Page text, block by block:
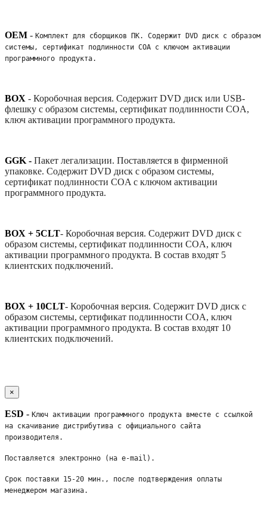
OEM - Комплект для сборщиков ПК. Содержит DVD диск с образом
системы, сертификат подлинности COA с ключом активации
программного продукта.
BOX - Коробочная версия. Содержит DVD диск или USB-
флешку с образом системы, сертификат подлинности COA,
ключ активации программного продукта.
GGK - Пакет легализации. Поставляется в фирменной
упаковке. Содержит DVD диск с образом системы,
сертификат подлинности COA с ключом активации
программного продукта.
BOX + 5CLT- Коробочная версия. Содержит DVD диск с
образом системы, сертификат подлинности COA, ключ
активации программного продукта. В состав входят 5
клиентских подключений.
BOX + 10CLT- Коробочная версия. Содержит DVD диск с
образом системы, сертификат подлинности COA, ключ
активации программного продукта. В состав входят 10
клиентских подключений.
×
ESD - Ключ активации программного продукта вместе с ссылкой
на скачивание дистрибутива с официального сайта
производителя.
Поставляется электронно (на e-mail).
Срок поставки 15-20 мин., после подтверждения оплаты
менеджером магазина.